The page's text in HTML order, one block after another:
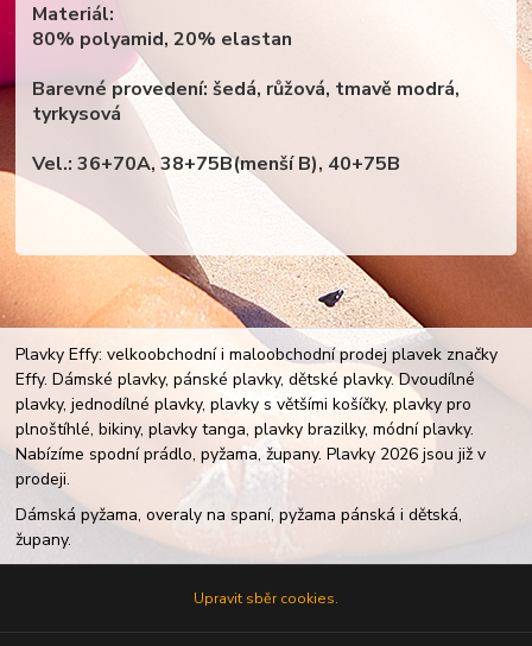
Materiál:
80% polyamid, 20% elastan
Barevné provedení: šedá, růžová, tmavě modrá,
tyrkysová
Vel.: 36+70A, 38+75B(menší B), 40+75B
Plavky Effy: velkoobchodní i maloobchodní prodej plavek značky
Effy. Dámské plavky, pánské plavky, dětské plavky. Dvoudílné
plavky, jednodílné plavky, plavky s většími košíčky, plavky pro
plnoštíhlé, bikiny, plavky tanga, plavky brazilky, módní plavky.
Nabízíme spodní prádlo, pyžama, župany. Plavky 2026 jsou již v
prodeji.
Dámská pyžama, overaly na spaní, pyžama pánská i dětská,
župany.
Upravit sběr cookies.